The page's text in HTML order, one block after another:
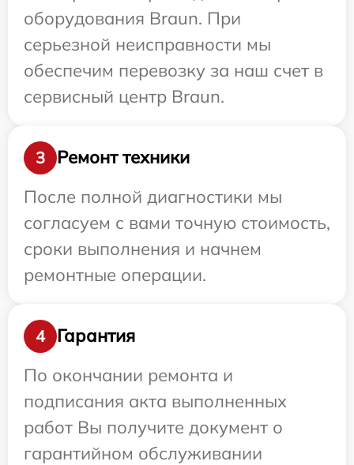
оборудования Braun. При
серьезной неисправности мы
обеспечим перевозку за наш счет в
сервисный центр Braun.
3
Ремонт техники
После полной диагностики мы
согласуем с вами точную стоимость,
сроки выполнения и начнем
ремонтные операции.
4
Гарантия
По окончании ремонта и
подписания акта выполненных
работ Вы получите документ о
гарантийном обслуживании